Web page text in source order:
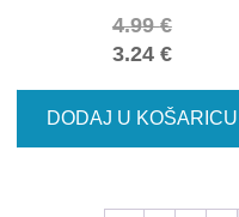
3.24 €
4.99€
DODAJ U KOŠARICU